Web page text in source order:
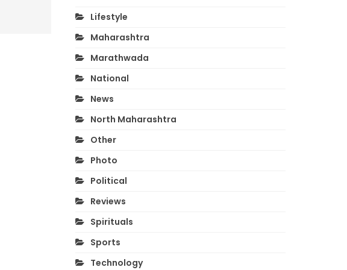
Lifestyle
Maharashtra
Marathwada
National
News
North Maharashtra
Other
Photo
Political
Reviews
Spirituals
Sports
Technology